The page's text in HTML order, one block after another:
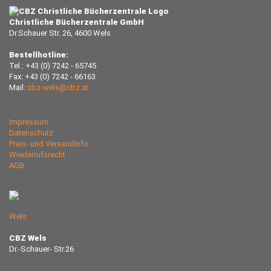
Christliche Bücherzentrale GmbH
Dr.Schauer Str. 26, 4600 Wels
Bestellhotline:
Tel.: +43 (0) 7242 - 65745
Fax: +43 (0) 7242 - 66163
Mail: cbz-wels@cbz.at
Impressum
Datenschutz
Preis- und Versandinfo
Wiederrufsrecht
AGB
Wels
CBZ Wels
Dr.-Schauer- Str.26